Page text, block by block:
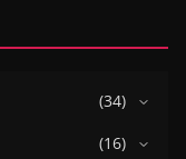
(34)
(16)